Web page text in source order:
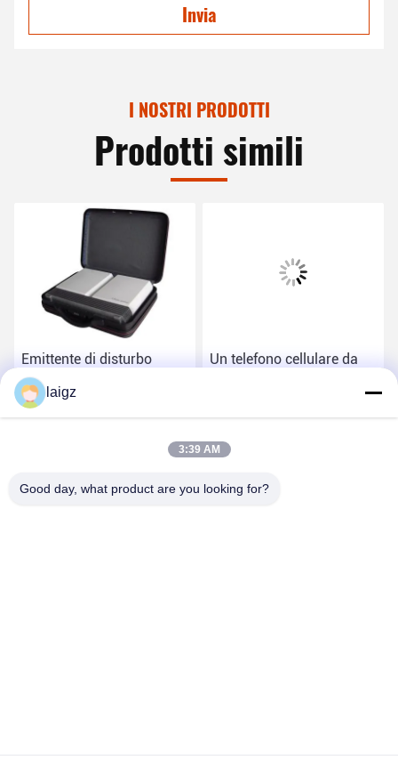
Invia
I NOSTRI PRODOTTI
Prodotti simili
Emittente di disturbo
intelligente 4G leggero e
WIFI del segnale del
telefono cellulare che
Un telefono cellulare da
telefono cellulare ed
emittente di disturbo di
elettrica 220VAC
laigz
3:39 AM
Good day, what product are you looking for?